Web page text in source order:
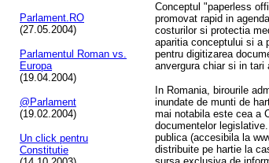
Parlament.RO
(27.05.2004)
Parlamentul Roman vs.
Europa
(19.04.2004)
@Parlament
(19.02.2004)
Un click pentru
Constitutie
Conceptul "paperless
promovat rapid in
costurilor si protectia
aparitia conceptului si a
pentru digitizarea
anvergura chiar si in tari
In Romania, birourile
inundate de munti de
mai notabila este cea a
documentelor
publica (accesibila la
distribuite pe hartie la